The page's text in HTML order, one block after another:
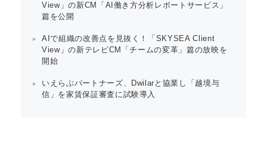
View」の新CM「AI働き方分析レポートサービス」
篇を公開
AIで組織の改善点を見抜く！「SKYSEA Client
View」の新テレビCM「チームの変革」篇の放映を
開始
いえらぶパートナーズ、Dwilarと協業し「越境与
信」を家賃保証審査に試験導入